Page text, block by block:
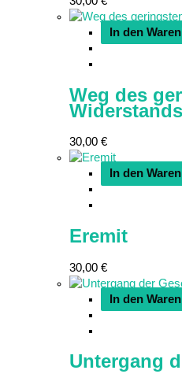
In den
Weg des
Widerstands
30,00 €
In den
Eremit
30,00 €
In den
Untergang